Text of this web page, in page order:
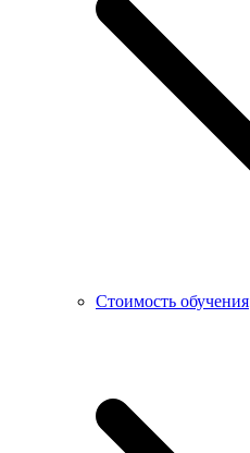
Стоимость обучения